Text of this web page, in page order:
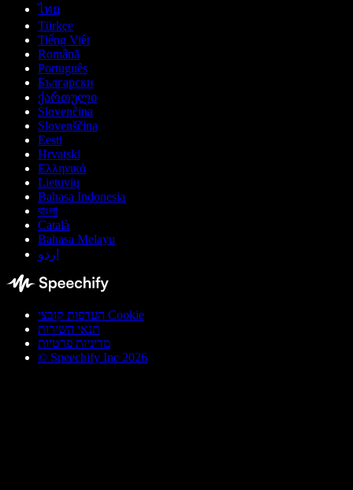
ไทย
Türkçe
Tiếng Việt
Română
Português
Български
ქართული
Slovenčina
Slovenščina
Eesti
Hrvatski
Ελληνικά
Lietuvių
Bahasa Indonesia
বাংলা
Català
Bahasa Melayu
اردو
העדפות קובצי Cookie
תנאי השירות
מדיניות פרטיות
© Speechify Inc 2026